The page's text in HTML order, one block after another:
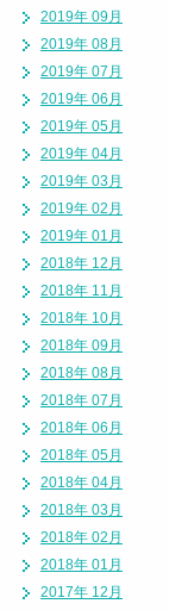
2019年 09月
2019年 08月
2019年 07月
2019年 06月
2019年 05月
2019年 04月
2019年 03月
2019年 02月
2019年 01月
2018年 12月
2018年 11月
2018年 10月
2018年 09月
2018年 08月
2018年 07月
2018年 06月
2018年 05月
2018年 04月
2018年 03月
2018年 02月
2018年 01月
2017年 12月